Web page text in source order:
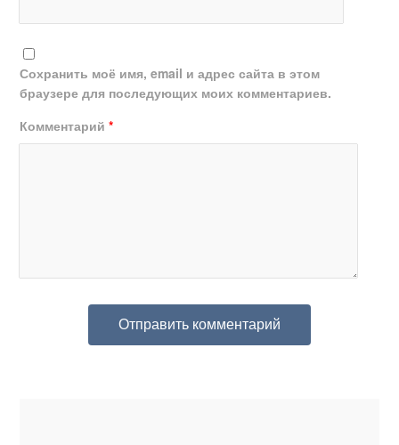
Сохранить моё имя, email и адрес сайта в этом
браузере для последующих моих комментариев.
Комментарий*